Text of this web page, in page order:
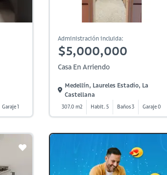
Garaje 1
Administración incluida:
$5,000,000
Casa En Arriendo
Medellín, Laureles Estadio, La
Castellana
307.0 m2 Habit. 5 Baños 3 Garaje 0